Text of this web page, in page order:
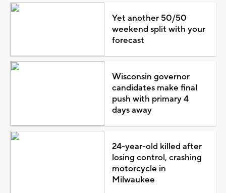
Yet another 50/50
weekend split with your
forecast
Wisconsin governor
candidates make final
push with primary 4
days away
24-year-old killed after
losing control, crashing
motorcycle in
Milwaukee